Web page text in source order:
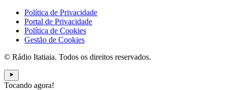
Política de Privacidade
Portal de Privacidade
Política de Cookies
Gestão de Cookies
© Rádio Itatiaia. Todos os direitos reservados.
Tocando agora!